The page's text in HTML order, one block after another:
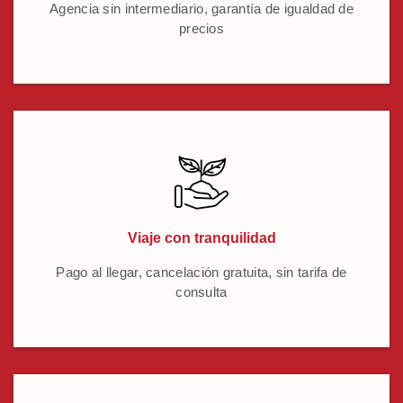
Agencia sin intermediario, garantía de igualdad de
precios
Viaje con tranquilidad
Pago al llegar, cancelación gratuita, sin tarifa de
consulta